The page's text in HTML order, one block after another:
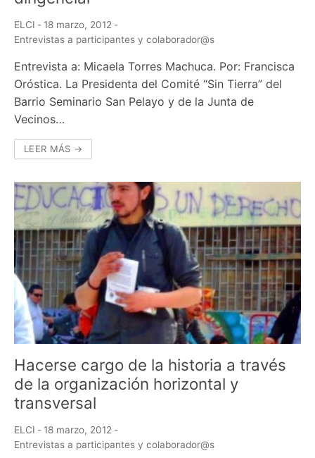
ELCI - 18 marzo, 2012 -
Entrevistas a participantes y colaborador@s
Entrevista a: Micaela Torres Machuca. Por: Francisca
Oróstica. La Presidenta del Comité “Sin Tierra” del
Barrio Seminario San Pelayo y de la Junta de
Vecinos…
LEER MÁS →
Hacerse cargo de la historia a través
de la organización horizontal y
transversal
ELCI - 18 marzo, 2012 -
Entrevistas a participantes y colaborador@s